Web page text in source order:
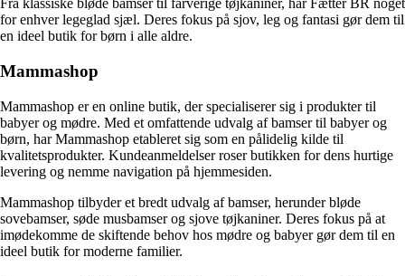
Fra klassiske bløde bamser til farverige tøjkaniner, har Fætter BR noget
for enhver legeglad sjæl. Deres fokus på sjov, leg og fantasi gør dem til
en ideel butik for børn i alle aldre.
Mammashop
Mammashop er en online butik, der specialiserer sig i produkter til
babyer og mødre. Med et omfattende udvalg af bamser til babyer og
børn, har Mammashop etableret sig som en pålidelig kilde til
kvalitetsprodukter. Kundeanmeldelser roser butikken for dens hurtige
levering og nemme navigation på hjemmesiden.
Mammashop tilbyder et bredt udvalg af bamser, herunder bløde
sovebamser, søde musbamser og sjove tøjkaniner. Deres fokus på at
imødekomme de skiftende behov hos mødre og babyer gør dem til en
ideel butik for moderne familier.